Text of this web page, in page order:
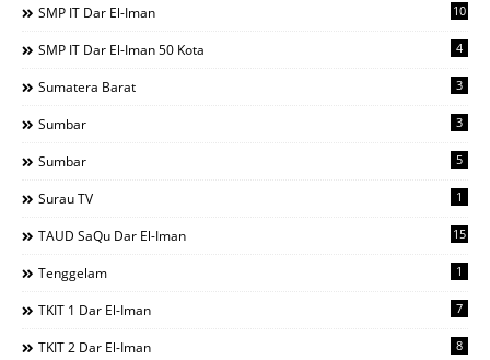
SMP IT Dar El-Iman 10
SMP IT Dar El-Iman 50 Kota 4
Sumatera Barat 3
Sumbar 3
Sumbar 5
Surau TV 1
TAUD SaQu Dar El-Iman 15
Tenggelam 1
TKIT 1 Dar El-Iman 7
TKIT 2 Dar El-Iman 8